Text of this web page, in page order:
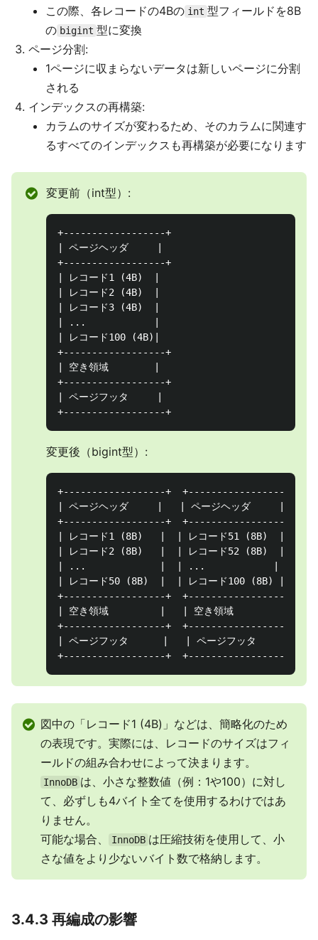
この際、各レコードの4Bの int 型フィールドを8B
の bigint 型に変換
ページ分割:
1ページに収まらないデータは新しいページに分割
される
インデックスの再構築:
カラムのサイズが変わるため、そのカラムに関連す
るすべてのインデックスも再構築が必要になります
変更前（int型）:
+------------------+
| ページヘッダ     |
+------------------+
| レコード1 (4B)  |
| レコード2 (4B)  |
| レコード3 (4B)  |
| ...            |
| レコード100 (4B)|
+------------------+
| 空き領域        |
+------------------+
| ページフッタ     |
+------------------+
変更後（bigint型）:
+------------------+  +------------------+
| ページヘッダ     |   | ページヘッダ     |
+------------------+  +------------------+
| レコード1 (8B)   |  | レコード51 (8B)  |
| レコード2 (8B)   |  | レコード52 (8B)  |
| ...             |  | ...            |
| レコード50 (8B)  |  | レコード100 (8B) |
+------------------+  +------------------+
| 空き領域         |   | 空き領域         |
+------------------+  +------------------+
| ページフッタ      |   | ページフッタ     |
図中の「レコード1 (4B)」などは、簡略化のため
の表現です。実際には、レコードのサイズはフィ
ールドの組み合わせによって決まります。
InnoDB は、小さな整数値（例：1や100）に対し
て、必ずしも4バイト全てを使用するわけではあ
りません。
可能な場合、
InnoDB は圧縮技術を使用して、小
さな値をより少ないバイト数で格納します。
3.4.3 再編成の影響